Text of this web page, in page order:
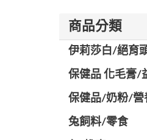
商品分類
伊莉莎白/絕育
保健品 化毛膏/
保健品/奶粉/營
兔飼料/零食